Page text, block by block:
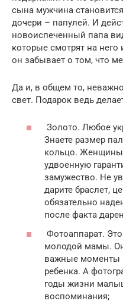
сына мужчина
дочери – папулей. И
новоиспеченный папа
которые смотрят на
он забывает о том, что
Да и, в общем то,
свет. Подарок ведь
Золото. Любое
Знаете размер
кольцо. Женщины
удвоенную
замужество. Не
дарите браслет,
обязательно
после факта
Фотоаппарат.
молодой мамы.
важные моменты
ребенка. А
годы жизни
воспоминания;